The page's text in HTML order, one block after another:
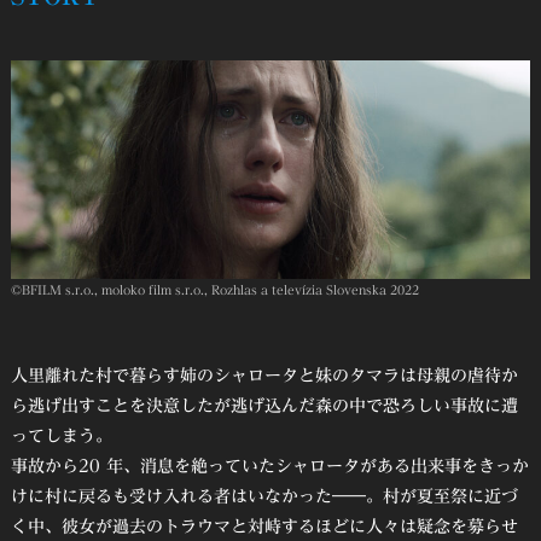
©︎BFILM s.r.o., moloko film s.r.o., Rozhlas a televízia Slovenska 2022
人里離れた村で暮らす姉のシャロータと妹のタマラは母親の虐待か
ら逃げ出すことを決意したが逃げ込んだ森の中で恐ろしい事故に遭
ってしまう。
事故から20 年、消息を絶っていたシャロータがある出来事をきっか
けに村に戻るも受け入れる者はいなかった――。村が夏至祭に近づ
く中、彼女が過去のトラウマと対峙するほどに人々は疑念を募らせ